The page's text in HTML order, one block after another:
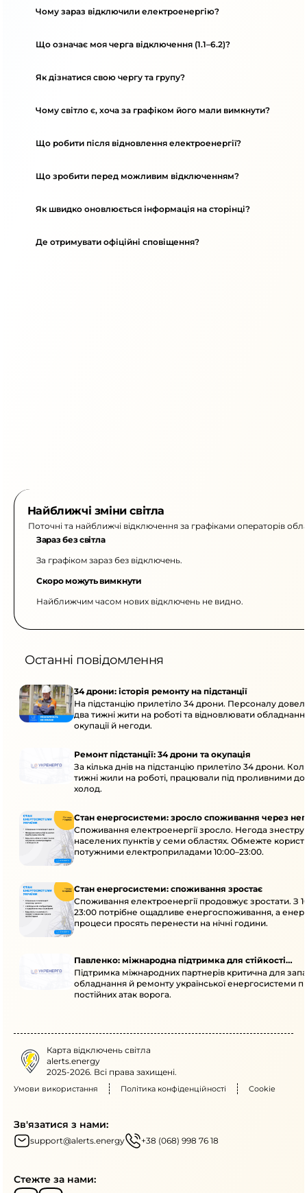
Чому зараз відключили електроенергію?
Що означає моя черга відключення (1.1–6.2)?
Як дізнатися свою чергу та групу?
Чому світло є, хоча за графіком його мали вимкнути?
Що робити після відновлення електроенергії?
Що зробити перед можливим відключенням?
Як швидко оновлюється інформація на сторінці?
Де отримувати офіційні сповіщення?
Найближчі зміни світла
Поточні та найближчі відключення за графіками операторів
Зараз без світла
За графіком зараз без відключень.
Скоро можуть вимкнути
Найближчим часом нових відключень не видно.
Останні повідомлення
34 дрони: історія ремонту на підстанції
На підстанцію прилетіло 34 дрони. Персоналу
два тижні жити на роботі та відновлювати
окупації й негоди.
Ремонт підстанції: 34 дрони та окупація
За кілька днів на підстанцію прилетіло 34 дрони.
тижні жили на роботі, працювали під проливними
холод.
Стан енергосистеми: зросло споживання через
Споживання електроенергії зросло. Негода
населених пунктів у семи областях. Обмежте
потужними електроприладами 10:00–23:00.
Стан енергосистеми: споживання зростає
Споживання електроенергії продовжує зростати. З
23:00 потрібне ощадливе енергоспоживання, а
процеси просять перенести на нічні години.
Павленко: міжнародна підтримка для стійкості
енергосистеми
Підтримка міжнародних партнерів критична для
обладнання й ремонту української енергосистеми
постійних атак ворога.
Карта відключень світла
alerts.energy
2025-2026. Всі права захищені.
Умови використання Політика конфіденційності Cookie
Зв'язатися з нами:
support@alerts.energy +38 (068) 998 76 18
Стежте за нами: